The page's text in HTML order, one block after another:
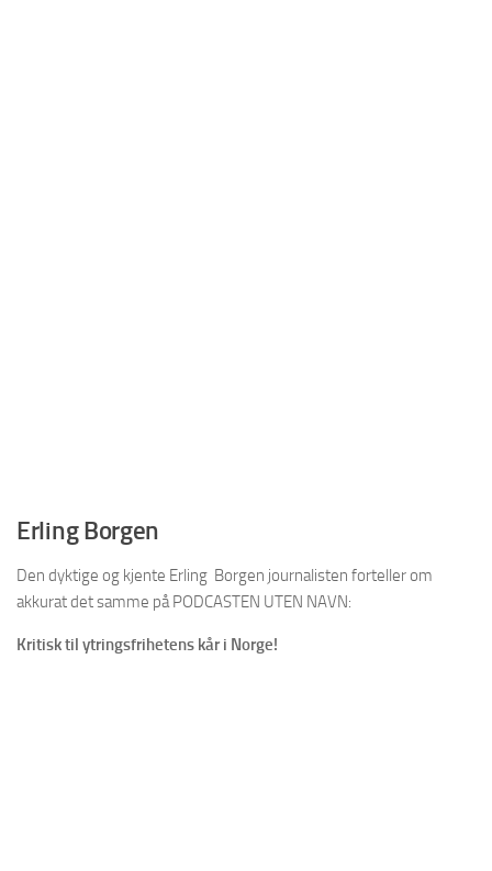
Erling Borgen
Den dyktige og kjente Erling Borgen journalisten forteller om
akkurat det samme på PODCASTEN UTEN NAVN:
Kritisk til ytringsfrihetens kår i Norge!